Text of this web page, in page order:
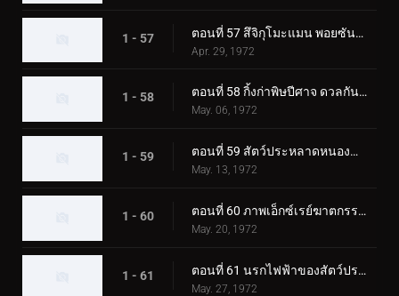
1 - 57 ตอนที่ 57 สึจิกุโมะแมน พอยซันมอนโดะ
Apr. 29, 1972
1 - 58 ตอนที่ 58 กิ้งก่าพิษปีศาจ ดวลกันใน Fear Valley!!
May. 06, 1972
1 - 59 ตอนที่ 59 สัตว์ประหลาดหนองน้ำไร้ก้นบึ้ง มนุษย์ไส้เดือน!
May. 13, 1972
1 - 60 ตอนที่ 60 ภาพเอ็กซ์เรย์ฆาตกรรมของมนุษย์นกฮูกลึกลับ
May. 20, 1972
1 - 61 ตอนที่ 61 นรกไฟฟ้าของสัตว์ประหลาด Catfishgiller
May. 27, 1972